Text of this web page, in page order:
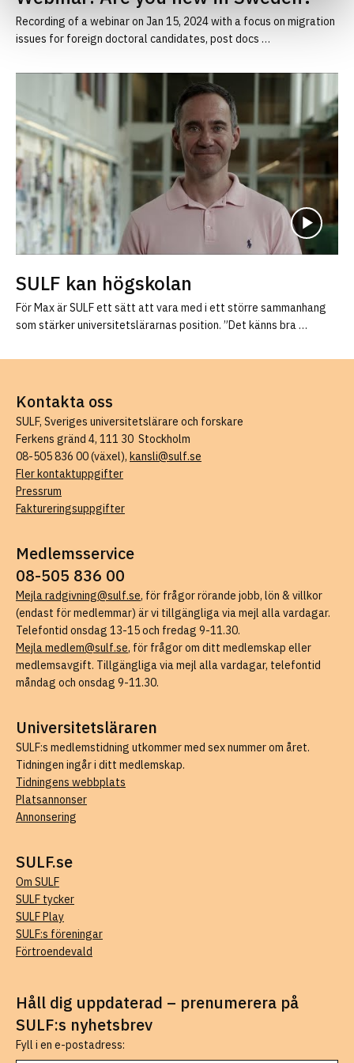
Recording of a webinar on Jan 15, 2024 with a focus on migration
issues for foreign doctoral candidates, post docs …
SULF kan högskolan
För Max är SULF ett sätt att vara med i ett större sammanhang
som stärker universitetslärarnas position. ”Det känns bra …
Kontakta oss
SULF, Sveriges universitetslärare och forskare
Ferkens gränd 4, 111 30 Stockholm
08-505 836 00 (växel), kansli@sulf.se
Fler kontaktuppgifter
Pressrum
Faktureringsuppgifter
Medlemsservice
08-505 836 00
Mejla radgivning@sulf.se, för frågor rörande jobb, lön & villkor
(endast för medlemmar) är vi tillgängliga via mejl alla vardagar.
Telefontid onsdag 13-15 och fredag 9-11.30.
Mejla medlem@sulf.se, för frågor om ditt medlemskap eller
medlemsavgift. Tillgängliga via mejl alla vardagar, telefontid
måndag och onsdag 9-11.30.
Universitetsläraren
SULF:s medlemstidning utkommer med sex nummer om året.
Tidningen ingår i ditt medlemskap.
Tidningens webbplats
Platsannonser
Annonsering
SULF.se
Om SULF
SULF tycker
SULF Play
SULF:s föreningar
Förtroendevald
Håll dig uppdaterad – prenumerera på
SULF:s nyhetsbrev
Fyll i en e-postadress: